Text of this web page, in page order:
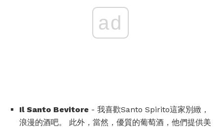
ad
Il Santo Bevitore - 我喜歡Santo Spirito這家別緻，
浪漫的酒吧。 此外，當然，優質的葡萄酒，他們提供美